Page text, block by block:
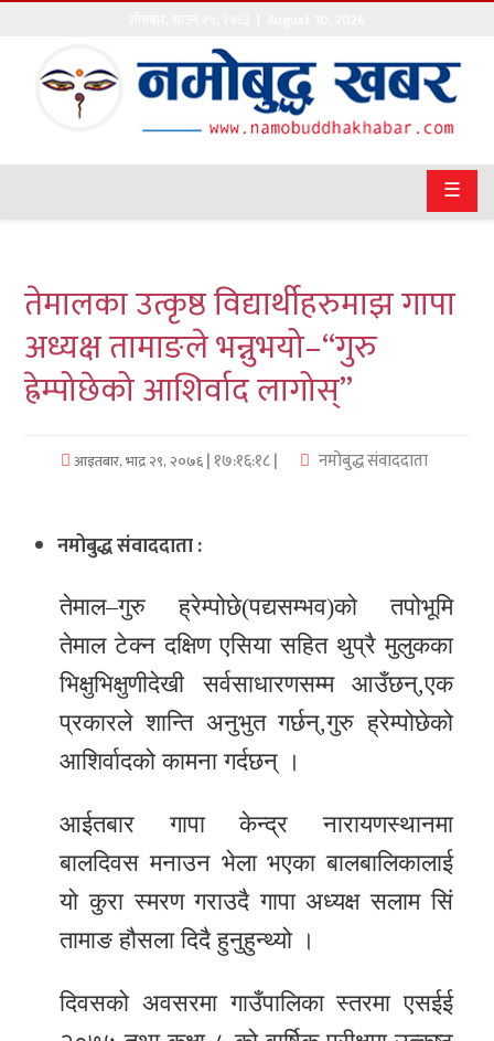
गृहपृष्ठ
राजनीति
प्रवास
अर्थवाणिज्य
खेलकुद
सूचना
प्रविधि
साहित्य
नमोबुद्ध
English
☰
तेमालका उत्कृष्ठ विद्यार्थीहरुमाझ गापा
अध्यक्ष तामाङले भन्नुभयो–“गुरु
ह्रेम्पोछेको आशिर्वाद लागोस्”
आइतबार, भाद्र २९, २०७६| १७:१६:१८ | नमोबुद्ध संवाददाता
नमोबुद्ध संवाददाता :
तेमाल–गुरु ह्रेम्पोछे(पद्यसम्भव)को तपोभूमि
तेमाल टेक्न दक्षिण एसिया सहित थुप्रै मुलुकका
भिक्षुभिक्षुणीदेखी सर्वसाधारणसम्म आउँछन्,एक
प्रकारले शान्ति अनुभुत गर्छन्,गुरु ह्रेम्पोछेको
आशिर्वादको कामना गर्दछन् ।
आईतबार गापा केन्द्र नारायणस्थानमा
बालदिवस मनाउन भेला भएका बालबालिकालाई
यो कुरा स्मरण गराउदै गापा अध्यक्ष सलाम सिं
तामाङ हौसला दिदै हुनुहुन्थ्यो ।
दिवसको अवसरमा गाउँपालिका स्तरमा एसईई